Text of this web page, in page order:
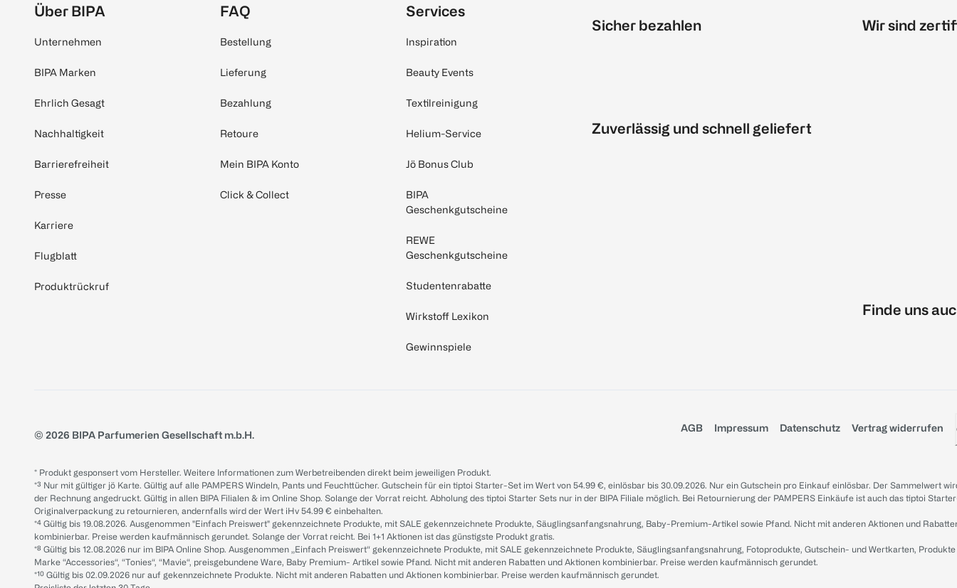
Über BIPA
Unternehmen
BIPA Marken
Ehrlich Gesagt
Nachhaltigkeit
Barrierefreiheit
Presse
Karriere
Flugblatt
Produktrückruf
FAQ
Bestellung
Lieferung
Bezahlung
Retoure
Mein BIPA Konto
Click & Collect
Services
Inspiration
Beauty Events
Textilreinigung
Helium-Service
Jö Bonus Club
BIPA
Geschenkgutscheine
REWE
Geschenkgutscheine
Studentenrabatte
Wirkstoff Lexikon
Gewinnspiele
Sicher bezahlen
Zuverlässig und schnell geliefert
Wir sind
Finde uns
© 2026 BIPA Parfumerien Gesellschaft m.b.H.
AGB Impressum Datenschutz Vertrag widerrufen
* Produkt gesponsert vom Hersteller. Weitere Informationen zum Werbetreibenden direkt beim jeweiligen Produkt.
*³ Nur mit gültiger jö Karte. Gültig auf alle PAMPERS Windeln, Pants und Feuchttücher. Gutschein für ein tiptoi Starter-Set im Wert von 54.99 €, einlösbar bis 30.09.2026. Nur ein Gutschein pro Einkauf einlösbar. Der Sammelwert
der Rechnung angedruckt. Gültig in allen BIPA Filialen & im Online Shop. Solange der Vorrat reicht. Abholung des tiptoi Starter Sets nur in der BIPA Filiale möglich. Bei Retournierung der PAMPERS Einkäufe ist auch das tiptoi
Originalverpackung zu retournieren, andernfalls wird der Wert iHv 54.99 € einbehalten.
*⁴ Gültig bis 19.08.2026. Ausgenommen "Einfach Preiswert" gekennzeichnete Produkte, mit SALE gekennzeichnete Produkte, Säuglingsanfangsnahrung, Baby-Premium-Artikel sowie Pfand. Nicht mit anderen Aktionen und
kombinierbar. Preise werden kaufmännisch gerundet. Solange der Vorrat reicht. Bei 1+1 Aktionen ist das günstigste Produkt gratis.
*⁸ Gültig bis 12.08.2026 nur im BIPA Online Shop. Ausgenommen „Einfach Preiswert“ gekennzeichnete Produkte, mit SALE gekennzeichnete Produkte, Säuglingsanfangsnahrung, Fotoprodukte, Gutschein- und Wertkarten,
Marke “Accessories“, “Tonies“, “Mavie“, preisgebundene Ware, Baby Premium- Artikel sowie Pfand. Nicht mit anderen Rabatten und Aktionen kombinierbar. Preise werden kaufmännisch gerundet.
*¹⁰ Gültig bis 02.09.2026 nur auf gekennzeichnete Produkte. Nicht mit anderen Rabatten und Aktionen kombinierbar. Preise werden kaufmännisch gerundet.